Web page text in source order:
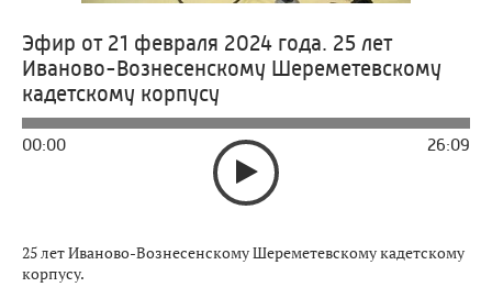
Эфир от 21 февраля 2024 года. 25 лет
Иваново-Вознесенскому Шереметевскому
кадетскому корпусу
00:00 26:09
25 лет Иваново-Вознесенскому Шереметевскому кадетскому
корпусу.